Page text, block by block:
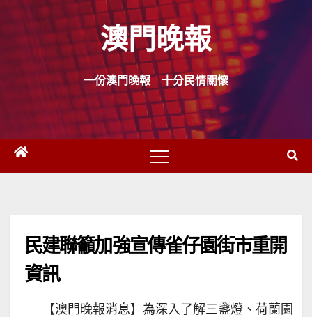
Skip
content
澳門晚報
一份澳門晚報 十分民情關懷
民建聯籲加強宣傳雀仔園街市重開
資訊
【澳門晚報消息】為深入了解三盞燈、荷蘭園